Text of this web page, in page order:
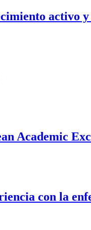
activo y
Academic
con la